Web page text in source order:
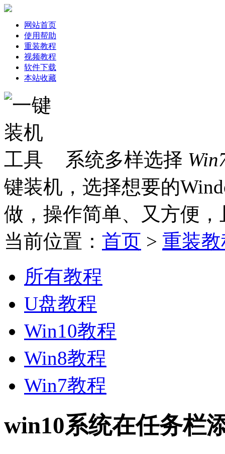
网站首页
使用帮助
重装教程
视频教程
软件下载
本站收藏
系统多样选择
键装机，选择想要的
做，操作简单、又方便
当前位置： 首页 > 重装
所有教程
U盘教程
Win10教程
Win8教程
Win7教程
win10系统在任务栏